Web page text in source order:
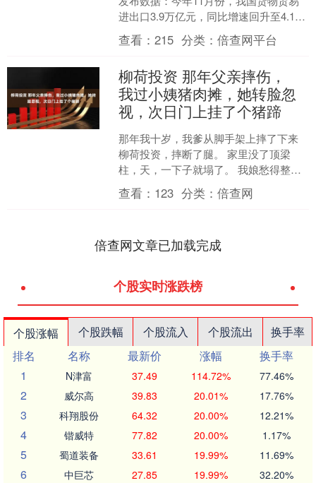
进出口3.9万亿元，同比增速回升至4.1%
浙商配资，从2月起连续10个月保持同比
增....
查看：215 分类：倍查网平台
柳荷投资 那年父亲摔伤，
我过小姨猪肉摊，她转脸忽
视，次日门上挂了个猪蹄
那年我十岁，我爹从脚手架上摔了下来
柳荷投资，摔断了腿。 家里没了顶梁
柱，天，一下子就塌了。 我娘愁得整宿
睡不着，我们家的米缸，也一天比一天
见底。 那天，家里实在....
查看： 123 分类：倍查网
倍查网文章已加载完成
个股实时涨跌榜
个股涨幅 个股跌幅 个股流入 个股流出
换手率
排名
名称 最新价 涨幅
换手率
1
N津富 37.49 114.72% 77.46%
2 威尔高 39.83 20.01% 17.76%
3 科翔股份 64.32 20.00% 12.21%
4 锴威特 77.82 20.00% 1.17%
5 蜀道装备 33.61 19.99% 11.69%
6 中巨芯 27.85 19.99% 32.20%